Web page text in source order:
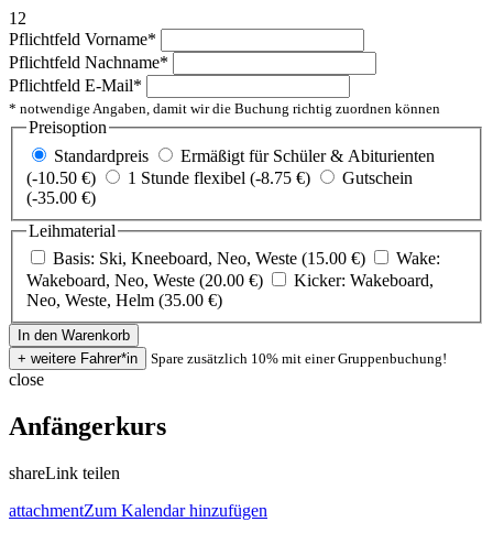
12
Pflichtfeld Vorname*
Pflichtfeld Nachname*
Pflichtfeld E-Mail*
* notwendige Angaben, damit wir die Buchung richtig zuordnen können
Preisoption
Standardpreis
Ermäßigt für Schüler & Abiturienten
(-10.50 €)
1 Stunde flexibel (-8.75 €)
Gutschein
(-35.00 €)
Leihmaterial
Basis: Ski, Kneeboard, Neo, Weste (15.00 €)
Wake:
Wakeboard, Neo, Weste (20.00 €)
Kicker: Wakeboard,
Neo, Weste, Helm (35.00 €)
Spare zusätzlich 10% mit einer Gruppenbuchung!
close
Anfängerkurs
shareLink teilen
attachmentZum Kalendar hinzufügen